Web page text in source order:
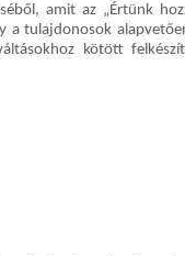
amit az „Értünk
a tulajdonosok
kötött